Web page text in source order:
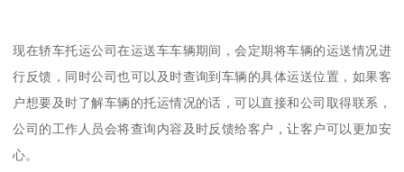
现在轿车托运公司在运送车车辆期间，会定期将车辆的运送情况进
行反馈，同时公司也可以及时查询到车辆的具体运送位置，如果客
户想要及时了解车辆的托运情况的话，可以直接和公司取得联系，
公司的工作人员会将查询内容及时反馈给客户，让客户可以更加安
心。